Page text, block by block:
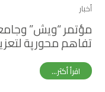
أخبار
مؤتمر “ويش”
تفاهم محورية
خلال معرض أوساكا
اقرأ أكثر...